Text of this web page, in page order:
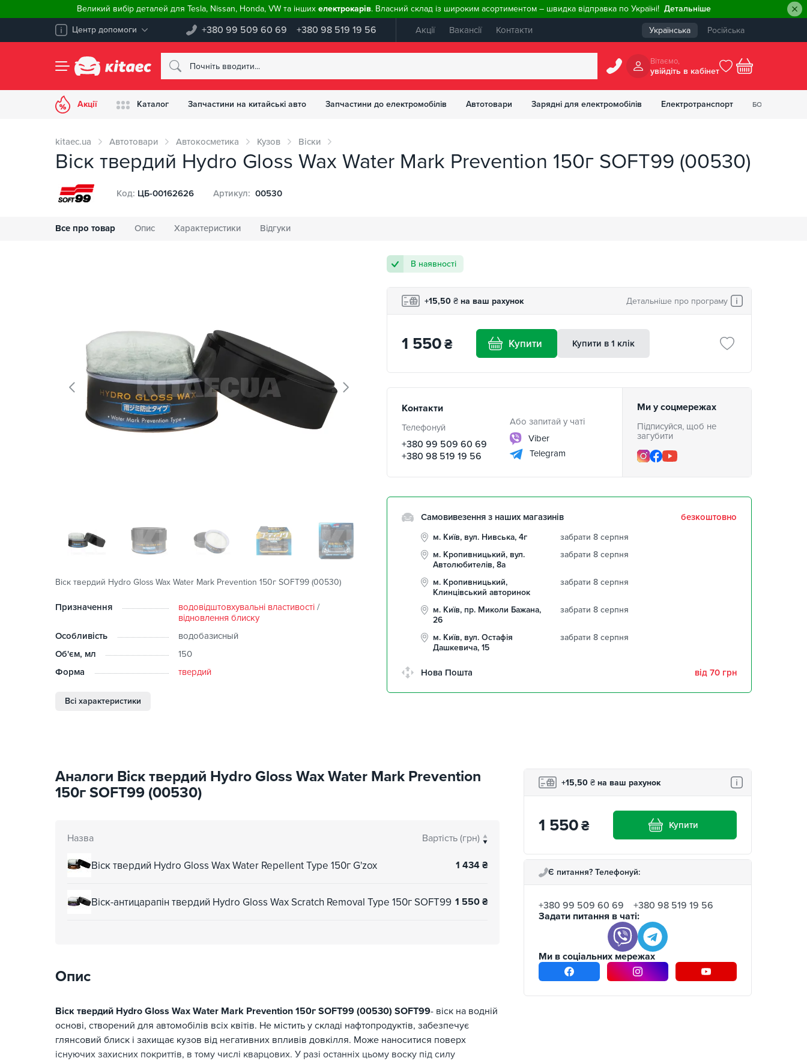
Великий вибір деталей для Tesla, Nissan, Honda, VW та інших електрокарів. Власний склад із широким асортиментом – швидка відправка по Україні! Детальніше
Центр допомоги +380 99 509 60 69 +380 98 519 19 56 Акції Вакансії Контакти Українська Російська
Вiтаємо,
увiйдiть в кабiнет
БОНУСІВ
Акції Каталог Запчастини на китайські авто Запчастини до електромобілів Автотовари Зарядні для електромобілів Електротранспорт
kitaec.ua Автотовари Автокосметика Кузов Віски
Віск твердий Hydro Gloss Wax Water Mark Prevention 150г SOFT99 (00530)
Все про товар Опис Характеристики Відгуки
Код: ЦБ-00162626 Артикул: 00530
Віск твердий Hydro Gloss Wax Water Mark Prevention 150г SOFT99 (00530)
Призначення водовідштовхувальні властивості/
відновлення блиску
Особливість
водобазисный
Об'єм, мл
150
Форма
твердий
Всі характеристики
В наявності
+15,50 ₴ на ваш рахунок Детальніше про програму
1 550₴ Купити Купити в 1 клік
Контакти
Телефонуй
+380 99 509 60 69
+380 98 519 19 56
Або запитай у чаті
Viber
Telegram
Ми у соцмережах
Підписуйся, щоб не
загубити
Самовивезення з наших магазинів безкоштовно
м. Київ, вул. Нивська, 4г
забрати 8 серпня
м. Кропивницький, вул.
Автолюбителів, 8а
забрати 8 серпня
м. Кропивницький,
Клинцівський авторинок
забрати 8 серпня
м. Київ, пр. Миколи Бажана,
26
забрати 8 серпня
м. Київ, вул. Остафія
Дашкевича, 15
забрати 8 серпня
Нова Пошта від 70 грн
Аналоги Віск твердий Hydro Gloss Wax Water Mark Prevention
150г SOFT99 (00530)
Назва Вартість (грн)
Віск твердий Hydro Gloss Wax Water Repellent Type 150г G'zox 1 434 ₴
Віск-антицарапін твердий Hydro Gloss Wax Scratch Removal Type 150г SOFT99 1 550 ₴
Опис
Віск твердий Hydro Gloss Wax Water Mark Prevention 150г SOFT99 (00530) SOFT99- віск на водній
основі, створений для автомобілів всіх квітів. Не містить у складі нафтопродуктів, забезпечує
глянсовий блиск і захищає кузов від негативних впливів довкілля. Може наноситися поверх
існуючих захисних покриттів, в тому числі кварцових. У разі останніх цьому воску під силу
+15,50 ₴ на ваш рахунок
1 550₴ Купити
Є питання? Телефонуй:
+380 99 509 60 69
+380 98 519 19 56
Задати питання в чаті:
Ми в соціальних мережах